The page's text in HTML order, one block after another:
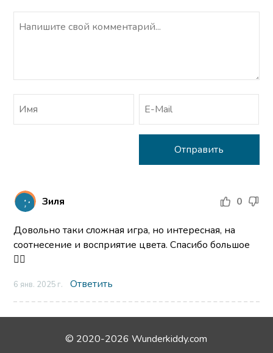
Зиля 0
Довольно таки сложная игра, но интересная, на
соотнесение и восприятие цвета. Спасибо большое
👍🏼
6 янв. 2025 г. Ответить
© 2020-2026 Wunderkiddy.com